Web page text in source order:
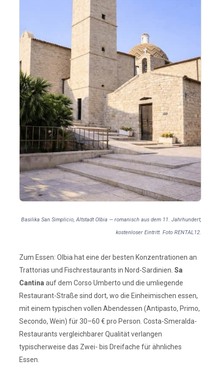
Basilika San Simplicio, Altstadt Olbia — romanisch aus dem 11. Jahrhundert,
kostenloser Eintritt. Foto RENTAL12.
Zum Essen: Olbia hat eine der besten Konzentrationen an
Trattorias und Fischrestaurants in Nord-Sardinien. Sa
Cantina auf dem Corso Umberto und die umliegende
Restaurant-Straße sind dort, wo die Einheimischen essen,
mit einem typischen vollen Abendessen (Antipasto, Primo,
Secondo, Wein) für 30–60 € pro Person. Costa-Smeralda-
Restaurants vergleichbarer Qualität verlangen
typischerweise das Zwei- bis Dreifache für ähnliches
Essen.